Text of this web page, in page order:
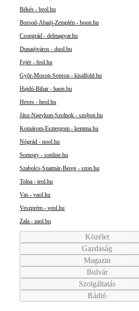
Békés - beol.hu
Borsod-Abaúj-Zemplén - boon.hu
Csongrád - delmagyar.hu
Dunaújváros - duol.hu
Fejér - feol.hu
Győr-Moson-Sopron - kisalfold.hu
Hajdú-Bihar - haon.hu
Heves - heol.hu
Jász-Nagykun-Szolnok - szoljon.hu
Komárom-Esztergom - kemma.hu
Nógrád - nool.hu
Somogy - sonline.hu
Szabolcs-Szatmár-Bereg - szon.hu
Tolna - teol.hu
Vas - vaol.hu
Veszprém - veol.hu
Zala - zaol.hu
Közélet
Gazdaság
Magazin
Bulvár
Szolgáltatás
Rádió